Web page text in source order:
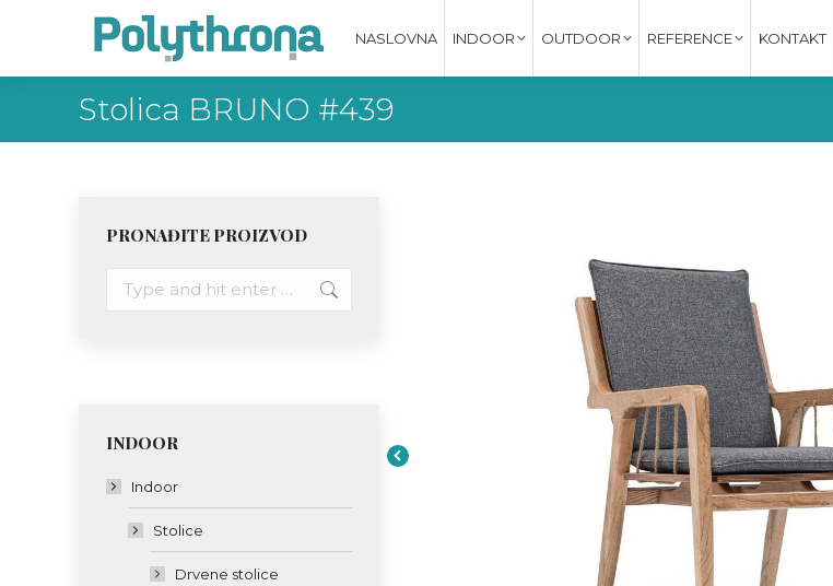
NASLOVNA INDOOR OUTDOOR REFERENCE KONTAKT
Stolica BRUNO #439
PRONAĐITE PROIZVOD
INDOOR
Indoor
Stolice
Drvene stolice